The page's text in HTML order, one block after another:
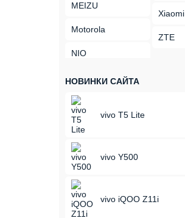
MEIZU
Motorola
NIO
Xiaomi
ZTE
НОВИНКИ САЙТА
vivo T5 Lite
vivo Y500
vivo iQOO Z11i